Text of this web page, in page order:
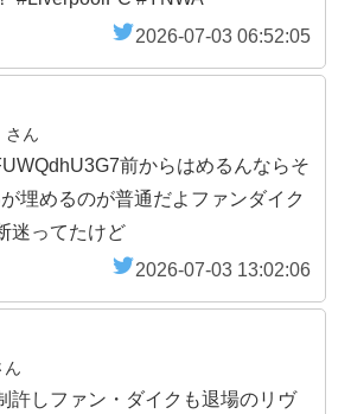
2026-07-03 06:52:05
さん
前からはめるんならそ
埋めるのが普通だよファンダイク
迷ってたけど
2026-07-03 13:02:06
ん
許しファン・ダイクも退場のリヴ